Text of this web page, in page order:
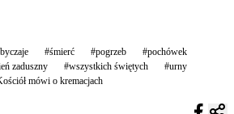
#śmierć #pogrzeb
#pochówek
zaduszny #wszystkich świętych
#urny
mówi o kremacjach